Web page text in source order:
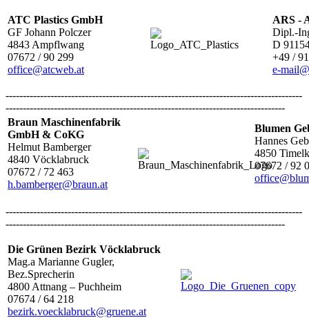
ATC Plastics GmbH
GF Johann Polczer
4843 Ampflwang
07672 / 90 299
office@atcweb.at
ARS -
Dipl.-
D
+49 /
e-
--------------------------------------------------------------------------------------
---------------------------------------------------------------------------------
Braun Maschinenfabrik
GmbH & CoKG
Helmut Bamberger
4840 Vöcklabruck
07672 / 72 463
h.bamberger@braun.at
Blumen
Hannes
4850
07672 / 92
--------------------------------------------------------------------------------------
---------------------------------------------------------------------------------
Die Grünen Bezirk Vöcklabruck
Mag.a Marianne Gugler,
Bez.Sprecherin
4800 Attnang – Puchheim
07674 / 64 218
bezirk.voecklabruck@gruene.at